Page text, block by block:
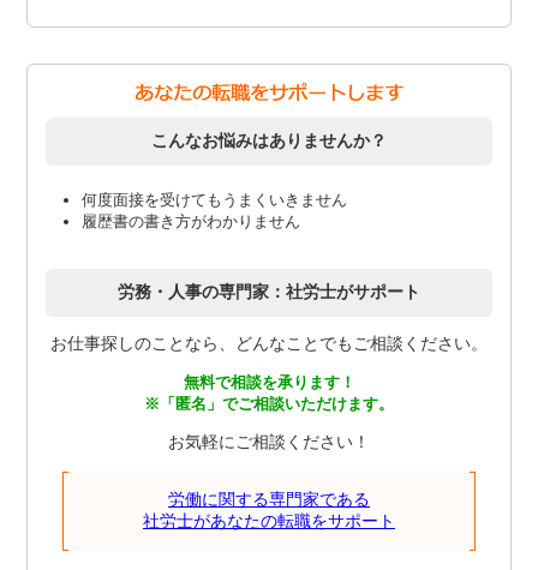
こんなお悩みはありませんか？
何度面接を受けてもうまくいきません
履歴書の書き方がわかりません
労務・人事の専門家：社労士がサポート
お仕事探しのことなら、どんなことでもご相談ください。
無料で相談を承ります！
※「匿名」でご相談いただけます。
お気軽にご相談ください！
労働に関する専門家である
社労士があなたの転職をサポート